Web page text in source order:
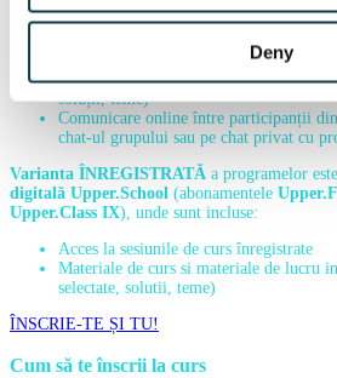
Deny
Participarea la sesiunile de curs LIVE
Acces la sesiunile de curs înregistrate
Materiale de curs, materiale de lucru
soluții, teme)
Comunicare online între participanții
chat-ul grupului sau pe chat privat cu
Varianta ÎNREGISTRATĂ a programelor
digitală Upper.School (abonamentele
Upper.Class IX), unde sunt incluse:
Acces la sesiunile de curs înregistrate
Materiale de curs si materiale de lucru
selectate, solutii, teme)
ÎNSCRIE-TE ȘI TU!
Cum să te înscrii la curs